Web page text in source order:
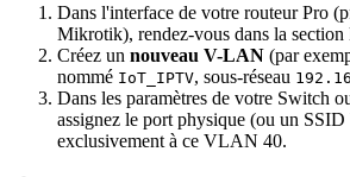
Dans l'interface de votre routeur Pro
Mikrotik), rendez-vous dans la
Créez un nouveau V-LAN (par
nommé IoT_IPTV, sous-réseau
Dans les paramètres de votre Switch
assignez le port physique (ou un
exclusivement à ce VLAN 40.